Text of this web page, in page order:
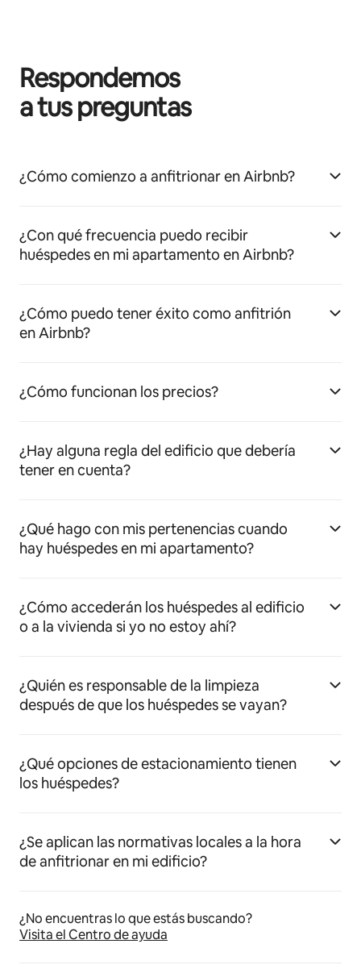
Respondemos
a tus preguntas
¿Cómo comienzo a anfitrionar en Airbnb?
¿Con qué frecuencia puedo recibir
huéspedes en mi apartamento en Airbnb?
¿Cómo puedo tener éxito como anfitrión
en Airbnb?
¿Cómo funcionan los precios?
¿Hay alguna regla del edificio que debería
tener en cuenta?
¿Qué hago con mis pertenencias cuando
hay huéspedes en mi apartamento?
¿Cómo accederán los huéspedes al edificio
o a la vivienda si yo no estoy ahí?
¿Quién es responsable de la limpieza
después de que los huéspedes se vayan?
¿Qué opciones de estacionamiento tienen
los huéspedes?
¿Se aplican las normativas locales a la hora
de anfitrionar en mi edificio?
¿No encuentras lo que estás buscando?
Visita el Centro de ayuda